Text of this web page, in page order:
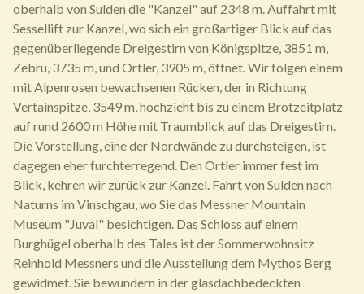
oberhalb von Sulden die "Kanzel" auf 2348 m. Auffahrt mit
Sessellift zur Kanzel, wo sich ein großartiger Blick auf das
gegenüberliegende Dreigestirn von Königspitze, 3851 m,
Zebru, 3735 m, und Ortler, 3905 m, öffnet. Wir folgen einem
mit Alpenrosen bewachsenen Rücken, der in Richtung
Vertainspitze, 3549 m, hochzieht bis zu einem Brotzeitplatz
auf rund 2600 m Höhe mit Traumblick auf das Dreigestirn.
Die Vorstellung, eine der Nordwände zu durchsteigen, ist
dagegen eher furchterregend. Den Ortler immer fest im
Blick, kehren wir zurück zur Kanzel. Fahrt von Sulden nach
Naturns im Vinschgau, wo Sie das Messner Mountain
Museum "Juval" besichtigen. Das Schloss auf einem
Burghügel oberhalb des Tales ist der Sommerwohnsitz
Reinhold Messners und die Ausstellung dem Mythos Berg
gewidmet. Sie bewundern in der glasdachbedeckten